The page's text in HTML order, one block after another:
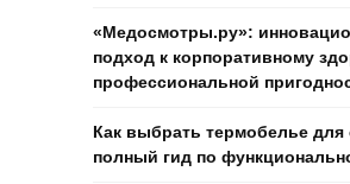
«Медосмотры.ру»:
подход к корпоративному
профессиональной
Как выбрать термобелье для
полный гид по